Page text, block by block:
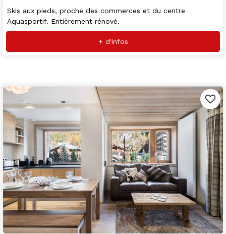
Skis aux pieds, proche des commerces et du centre
Aquasportif. Entièrement rénové.
+ d'infos